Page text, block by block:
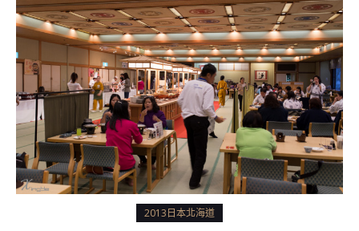
2013日本北海道